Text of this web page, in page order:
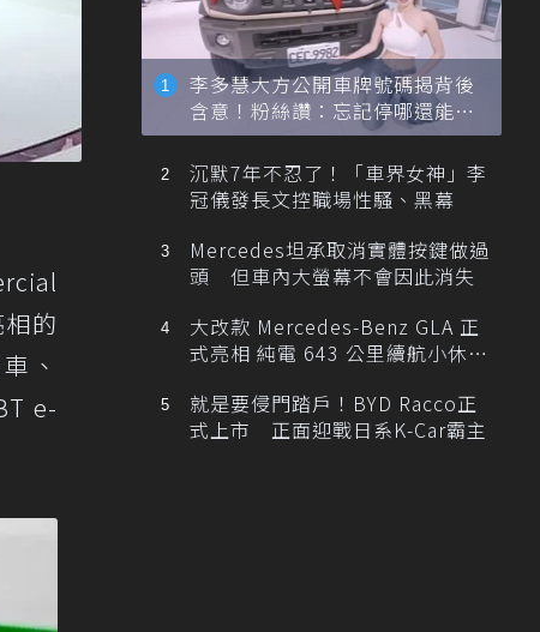
的
、
e-
李多慧大方公開車牌號碼揭背後
含意！粉絲讚：忘記停哪還能幫
忙找車
沉默7年不忍了！「車界女神」李
冠儀發長文控職場性騷、黑幕
Mercedes坦承取消實體按鍵做過
頭 但車內大螢幕不會因此消失
大改款 Mercedes-Benz GLA 正
式亮相 純電 643 公里續航小休
就是要侵門踏戶！BYD Racco正
式上市 正面迎戰日系K-Car霸主